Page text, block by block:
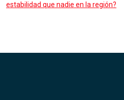
estabilidad que nadie en la región?